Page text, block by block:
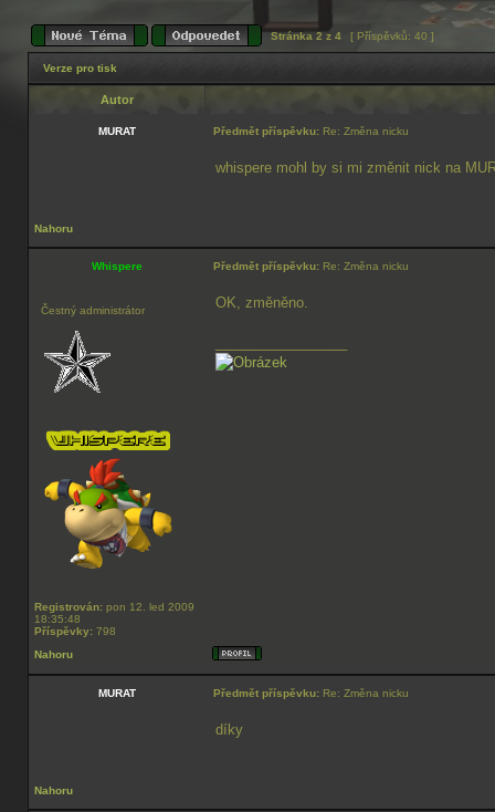
Stránka 2 z 4 [ Příspěvků: 40 ]
Verze pro tisk
Autor
MURAT Předmět příspěvku: Re: Změna nicku
whispere mohl by si mi změnit nick na
Nahoru
Whispere Předmět příspěvku: Re: Změna nicku
Čestný administrátor
Registrován: pon 12. led 2009
18:35:48
Příspěvky: 798
OK, změněno.
Nahoru
MURAT Předmět příspěvku: Re: Změna nicku
díky
Nahoru